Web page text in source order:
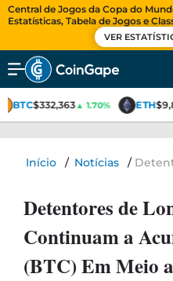
Central de Jogos da Copa do
Estatísticas, Tabela de Jogos e
VER
BTC$332,363▲ 1.70% ETH
Início / Notícias /
Detentores de
Continuam a
(BTC) Em Meio